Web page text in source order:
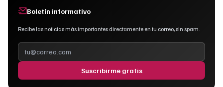
Boletín informativo
Recibe las noticias más importantes directamente en tu correo, sin spam.
Suscribirme gratis